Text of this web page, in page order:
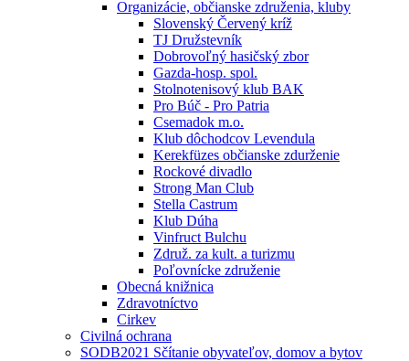
Organizácie, občianske združenia, kluby
Slovenský Červený kríž
TJ Družstevník
Dobrovoľný hasičský zbor
Gazda-hosp. spol.
Stolnotenisový klub BAK
Pro Búč - Pro Patria
Csemadok m.o.
Klub dôchodcov Levendula
Kerekfüzes občianske zdurženie
Rockové divadlo
Strong Man Club
Stella Castrum
Klub Dúha
Vinfruct Bulchu
Združ. za kult. a turizmu
Poľovnícke združenie
Obecná knižnica
Zdravotníctvo
Cirkev
Civilná ochrana
SODB2021 Sčítanie obyvateľov, domov a bytov